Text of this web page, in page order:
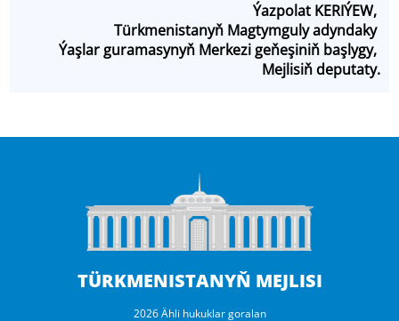
Ýazpolat KERIÝEW,
Türkmenistanyň Magtymguly adyndaky
Ýaşlar guramasynyň Merkezi geňeşiniň başlygy,
Mejlisiň deputaty.
TÜRKMENISTANYŇ MEJLISI
2026 Ähli hukuklar goralan